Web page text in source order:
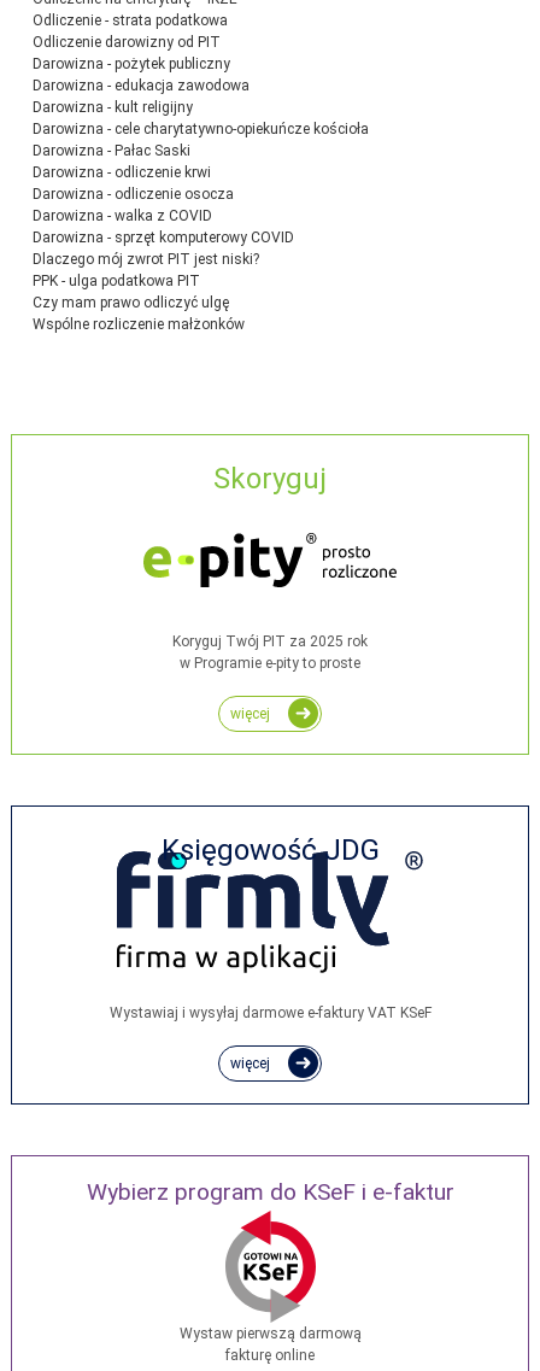
Odliczenie - strata podatkowa
Odliczenie darowizny od PIT
Darowizna - pożytek publiczny
Darowizna - edukacja zawodowa
Darowizna - kult religijny
Darowizna - cele charytatywno-opiekuńcze kościoła
Darowizna - Pałac Saski
Darowizna - odliczenie krwi
Darowizna - odliczenie osocza
Darowizna - walka z COVID
Darowizna - sprzęt komputerowy COVID
Dlaczego mój zwrot PIT jest niski?
PPK - ulga podatkowa PIT
Czy mam prawo odliczyć ulgę
Wspólne rozliczenie małżonków
Skoryguj
Koryguj Twój PIT za 2025 rok
w Programie e-pity to proste
więcej
Księgowość JDG
Wystawiaj i wysyłaj darmowe e‑faktury VAT KSeF
więcej
Wybierz program do KSeF i e-faktur
Wystaw pierwszą darmową
fakturę online